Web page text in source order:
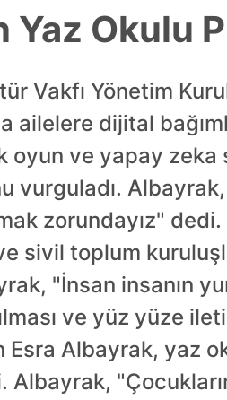
Yaz Okulu
Vakfı Yönetim
ailelere dijital
oyun ve yapay
vurguladı.
zorundayız"
sivil toplum
"İnsan insanın
ve yüz yüze
Esra Albayrak, yaz
Albayrak,